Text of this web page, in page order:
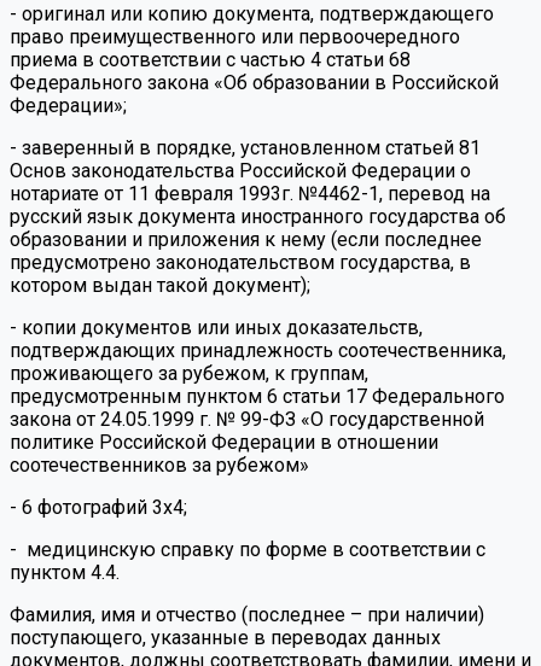
- оригинал или копию документа, подтверждающего
право преимущественного или первоочередного
приема в соответствии с частью 4 статьи 68
Федерального закона «Об образовании в Российской
Федерации»;
- заверенный в порядке, установленном статьей 81
Основ законодательства Российской Федерации о
нотариате от 11 февраля 1993г. №4462-1, перевод на
русский язык документа иностранного государства об
образовании и приложения к нему (если последнее
предусмотрено законодательством государства, в
котором выдан такой документ);
- копии документов или иных доказательств,
подтверждающих принадлежность соотечественника,
проживающего за рубежом, к группам,
предусмотренным пунктом 6 статьи 17 Федерального
закона от 24.05.1999 г. № 99-ФЗ «О государственной
политике Российской Федерации в отношении
соотечественников за рубежом»
- 6 фотографий 3х4;
- медицинскую справку по форме в соответствии с
пунктом 4.4.
Фамилия, имя и отчество (последнее – при наличии)
поступающего, указанные в переводах данных
документов, должны соответствовать фамилии, имени и